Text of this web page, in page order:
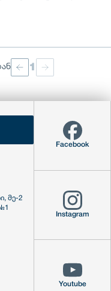
1
მე-2
Facebook
Instagram
Youtube